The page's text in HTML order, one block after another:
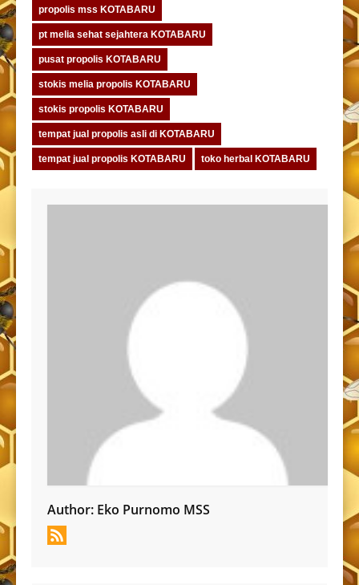
propolis mss KOTABARU
pt melia sehat sejahtera KOTABARU
pusat propolis KOTABARU
stokis melia propolis KOTABARU
stokis propolis KOTABARU
tempat jual propolis asli di KOTABARU
tempat jual propolis KOTABARU toko herbal KOTABARU
Author: Eko Purnomo MSS